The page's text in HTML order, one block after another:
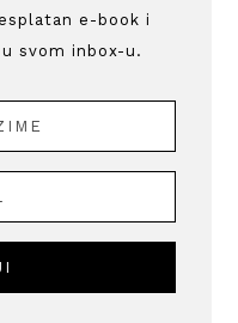
e-book i
svom inbox-u.